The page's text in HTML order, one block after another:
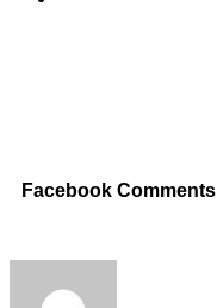
Facebook Comments